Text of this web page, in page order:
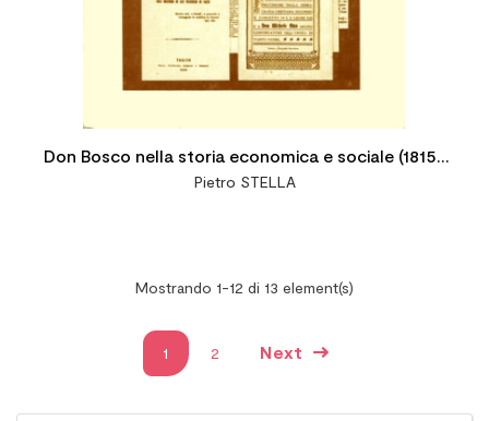
Don Bosco nella storia economica e sociale (1815-
1870)
Pietro STELLA
Mostrando 1-12 di 13 element(s)
1 2 Next